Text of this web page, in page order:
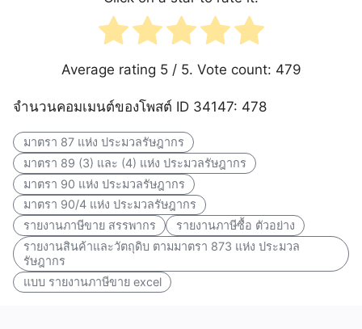
Average rating 5/ 5. Vote count: 479
จำนวนคอมเมนต์ของโพสต์ ID 34147: 478
มาตรา 87 แห่ง ประมวลรัษฎากร
มาตรา 89 (3) และ (4) แห่ง ประมวลรัษฎากร
มาตรา 90 แห่ง ประมวลรัษฎากร
มาตรา 90/4 แห่ง ประมวลรัษฎากร
รายงานภาษีขาย สรรพากร
รายงานภาษีซื้อ ตัวอย่าง
รายงานสินค้าและวัตถุดิบ ตามมาตรา 873 แห่ง ประมวล
รัษฎากร
แบบ รายงานภาษีขาย excel